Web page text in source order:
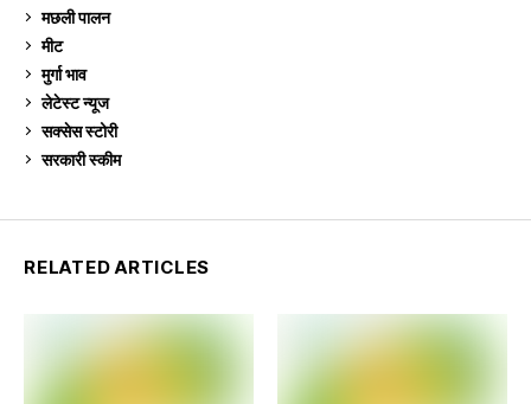
मछली पालन
मीट
मुर्गा भाव
लेटेस्ट न्यूज
सक्सेस स्टो‍री
सरकारी स्की‍म
RELATED ARTICLES